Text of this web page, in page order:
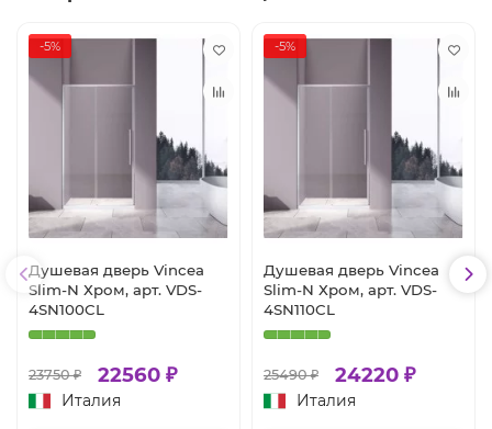
-5%
Душевая дверь Vincea
Slim-N Хром, арт. VDS-
4SN100CL
23750 ₽ 22560 ₽
Италия
-5%
Душевая дверь Vincea
Slim-N Хром, арт. VDS-
4SN110CL
25490 ₽ 24220 ₽
Италия